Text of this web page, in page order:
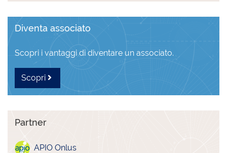
Diventa associato
Scopri i vantaggi di diventare un associato.
Scopri
Partner
APIO Onlus